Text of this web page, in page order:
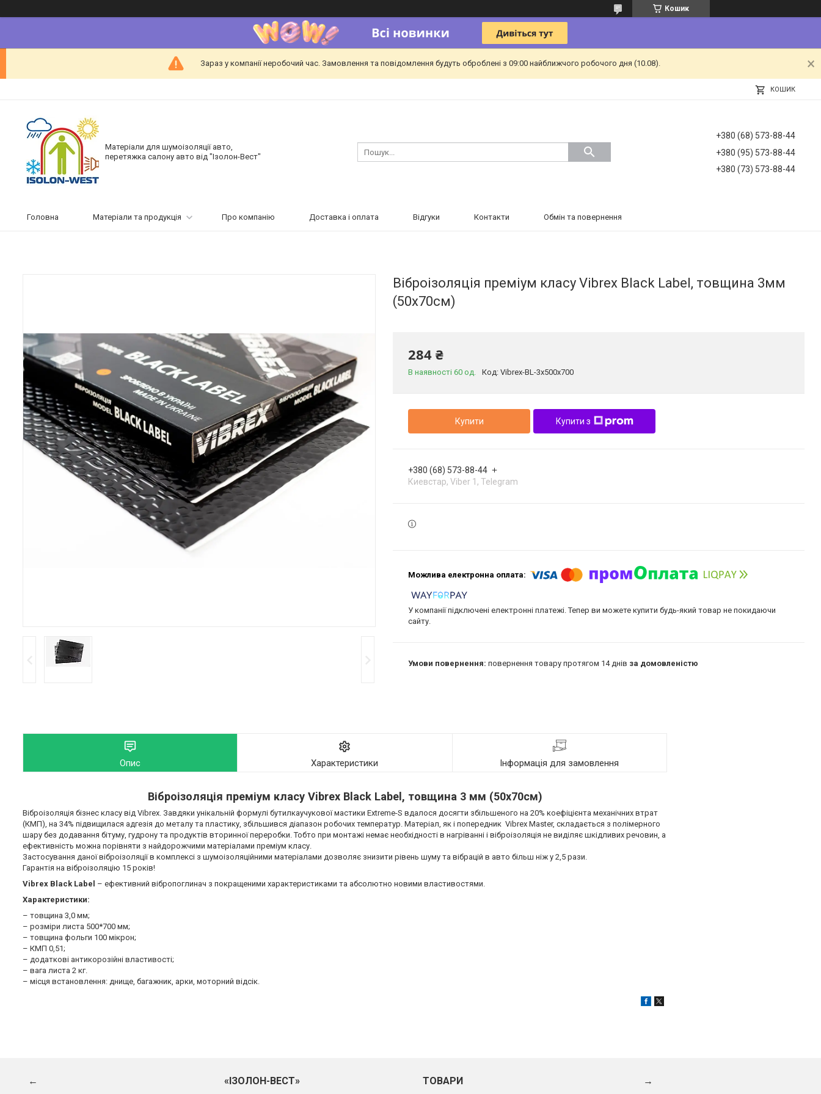
Кошик
Зараз у компанії неробочий час. Замовлення та повідомлення будуть оброблені з 09:00 найближчого робочого дня (10.08).
КОШИК
Матеріали для шумоізоляції авто,
перетяжка салону авто від "Ізолон-Вест"
+380 (68) 573-88-44
+380 (95) 573-88-44
+380 (73) 573-88-44
Головна Матеріали та продукція Про компанію Доставка і оплата Відгуки Контакти Обмін та повернення
Віброізоляція преміум класу Vibrex Black Label, товщина 3мм
(50х70см)
284 ₴
В наявності 60 од. Код: Vibrex-BL-3x500x700
Купити Купити з
+380 (68) 573-88-44
Киевстар, Viber 1, Telegram
У компанії підключені електронні платежі. Тепер ви можете купити будь-який товар не покидаючи
сайту.
повернення товару протягом 14 днів за домовленістю
Опис Характеристики Інформація для замовлення
Віброізоляція преміум класу Vibrex Black Label, товщина 3 мм (50х70см)
Віброізоляція бізнес класу від Vibrex. Завдяки унікальній формулі бутилкаучукової мастики Extreme-S вдалося досягти збільшеного на 20% коефіцієнта механічних втрат
(КМП), на 34% підвищилася адгезія до металу та пластику, збільшився діапазон робочих температур. Матеріал, як і попередник Vibrex Master, складається з полімерного
шару без додавання бітуму, гудрону та продуктів вторинної переробки. Тобто при монтажі немає необхідності в нагріванні і віброізоляція не виділяє шкідливих речовин, а
ефективність можна порівняти з найдорожчими матеріалами преміум класу.
Застосування даної віброізоляції в комплексі з шумоізоляційними матеріалами дозволяє знизити рівень шуму та вібрацій в авто більш ніж у 2,5 рази.
Гарантія на віброізоляцію 15 років!
Vibrex Black Label – ефективний вібропоглинач з покращеними характеристиками та абсолютно новими властивостями.
Характеристики:
– товщина 3,0 мм;
– розміри листа 500*700 мм;
– товщина фольги 100 мікрон;
– КМП 0,51;
– додаткові антикорозійні властивості;
– вага листа 2 кг.
– місця встановлення: днище, багажник, арки, моторний відсік.
← «ІЗОЛОН-ВЕСТ» ТОВАРИ →